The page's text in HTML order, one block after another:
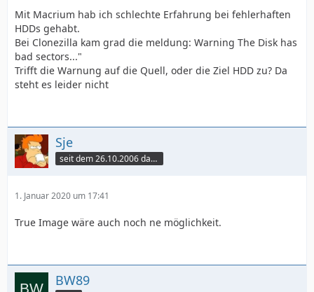
Mit Macrium hab ich schlechte Erfahrung bei fehlerhaften
HDDs gehabt.
Bei Clonezilla kam grad die meldung: Warning The Disk has
bad sectors..."
Trifft die Warnung auf die Quell, oder die Ziel HDD zu? Da
steht es leider nicht
Sje
seit dem 26.10.2006 dabei
1. Januar 2020 um 17:41
True Image wäre auch noch ne möglichkeit.
BW89